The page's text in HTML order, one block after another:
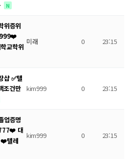
N
위증위
교학위
미래 0 23:15
샵 ✅텔
조건만
kim999 0 23:15
업증명
대
❤️텔레
kim999 0 23:15